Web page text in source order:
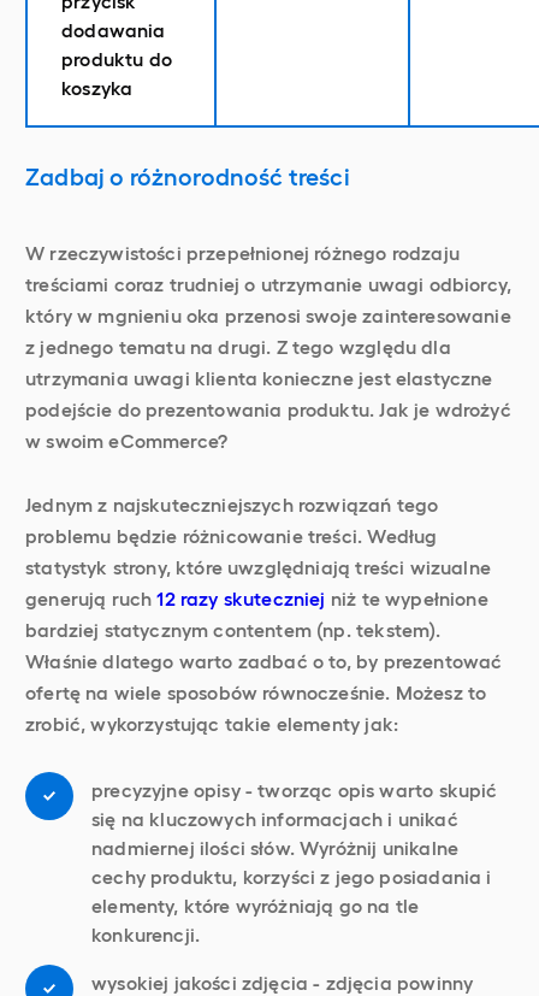
dodawania
produktu do
koszyka
Zadbaj o różnorodność treści
W rzeczywistości przepełnionej różnego rodzaju
treściami coraz trudniej o utrzymanie uwagi odbiorcy,
który w mgnieniu oka przenosi swoje zainteresowanie
z jednego tematu na drugi. Z tego względu dla
utrzymania uwagi klienta konieczne jest elastyczne
podejście do prezentowania produktu. Jak je wdrożyć
w swoim eCommerce?
Jednym z najskuteczniejszych rozwiązań tego
problemu będzie różnicowanie treści. Według
statystyk strony, które uwzględniają treści wizualne
generują ruch12 razy skuteczniej niż te wypełnione
bardziej statycznym contentem (np. tekstem).
Właśnie dlatego warto zadbać o to, by prezentować
ofertę na wiele sposobów równocześnie. Możesz to
zrobić, wykorzystując takie elementy jak:
precyzyjne opisy - tworząc opis warto skupić
się na kluczowych informacjach i unikać
nadmiernej ilości słów. Wyróżnij unikalne
cechy produktu, korzyści z jego posiadania i
elementy, które wyróżniają go na tle
konkurencji.
wysokiej jakości zdjęcia - zdjęcia powinny